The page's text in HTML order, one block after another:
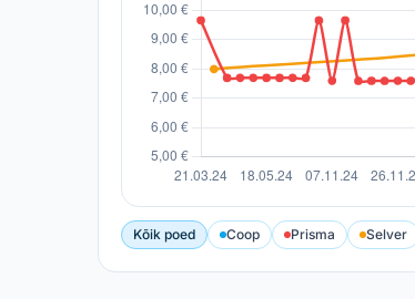
Kõik poed Coop Prisma Selver